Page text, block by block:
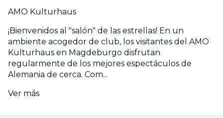
AMO Kulturhaus
¡Bienvenidos al "salón" de las estrellas! En un
ambiente acogedor de club, los visitantes del AMO
Kulturhaus en Magdeburgo disfrutan
regularmente de los mejores espectáculos de
Alemania de cerca. Com...
Ver más